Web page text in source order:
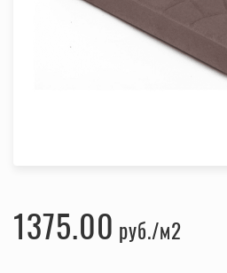
1375.00 руб.